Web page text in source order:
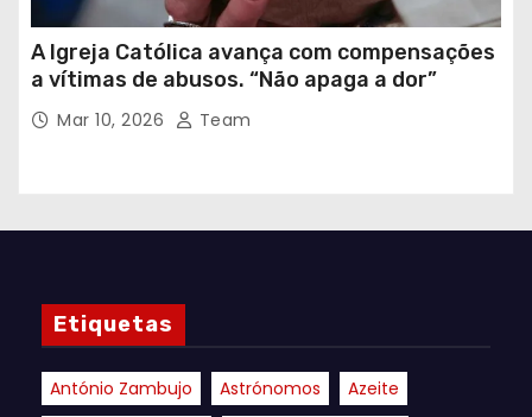
A Igreja Católica avança com compensações
a vítimas de abusos. “Não apaga a dor”
Mar 10, 2026 Team
Etiquetas
António Zambujo Astrónomos
Azeite